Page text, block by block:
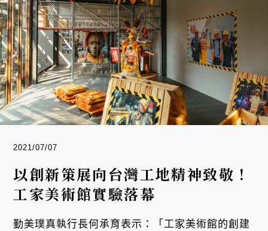
2021/07/07
以創新策展向台灣工地精神致敬！
工家美術館實驗落幕
勤美璞真執行長何承育表示：「工家美術館的創建